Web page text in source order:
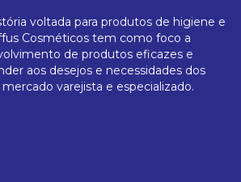
voltada para produtos de higiene e
Cosméticos tem como foco a
de produtos eficazes e
aos desejos e necessidades dos
varejista e especializado.